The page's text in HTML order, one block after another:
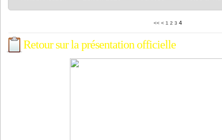
<< < 1 2 3 4
Retour sur la présentation officielle